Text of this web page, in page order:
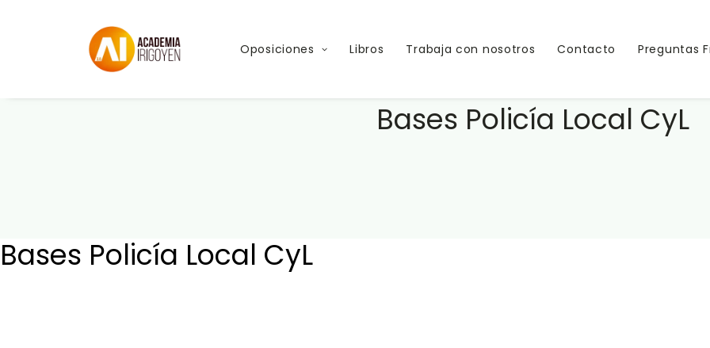
Oposiciones Libros Trabaja con nosotros Contacto Preguntas
Bases Policía Local CyL
Bases Policía Local CyL